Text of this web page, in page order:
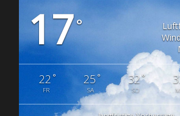
17°
22 °
FR
25°
SA
32°
SO